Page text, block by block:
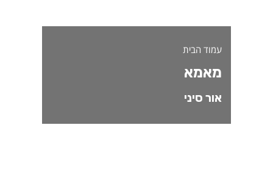
עמוד הבית
מאמא
אור סיני